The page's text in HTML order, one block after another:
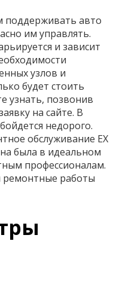
авто
им управлять.
и зависит
узлов и
будет стоить
узнать, позвонив
на сайте. В
недорого.
обслуживание ЕХ
была в идеальном
профессионалам.
ремонтные работы